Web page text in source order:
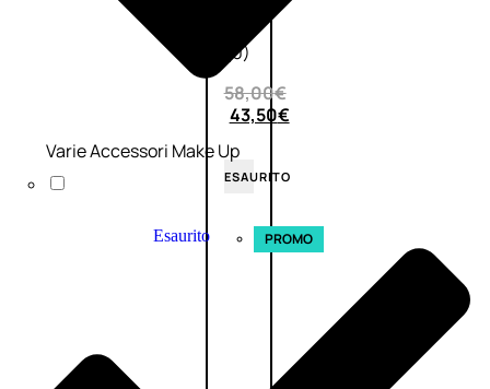
(0)
58,00€
43,50€
ESAURITO
Esaurito PROMO
Varie Accessori Make Up